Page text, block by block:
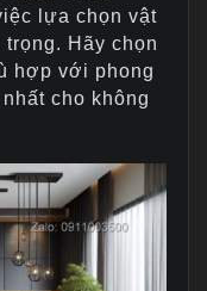
lựa chọn vật
trọng. Hãy chọn
hợp với phong
cho không